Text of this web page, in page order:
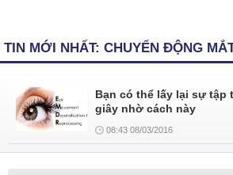
TIN MỚI NHẤT: CHUYỂN ĐỘNG
Bạn có thể lấy lại sự tập
giây nhờ cách này
08:43 08/03/2016